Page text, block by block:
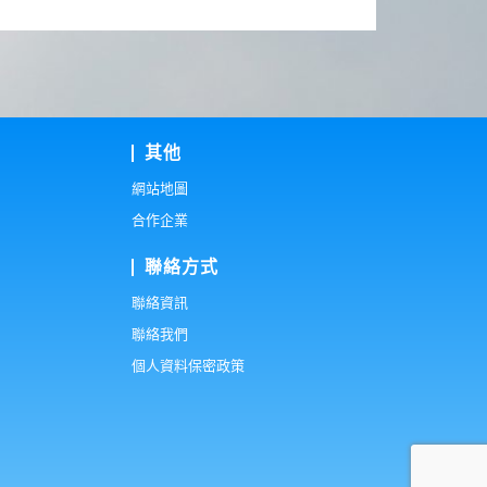
其他
網站地圖
合作企業
聯絡方式
聯絡資訊
聯絡我們
個人資料保密政策